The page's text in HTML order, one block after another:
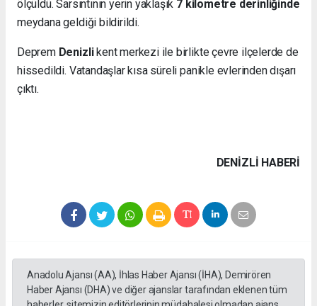
ölçüldü. Sarsıntının yerin yaklaşık 7 kilometre derinliğinde
meydana geldiği bildirildi.
Deprem Denizlikent merkezi ile birlikte çevre ilçelerde de
hissedildi. Vatandaşlar kısa süreli panikle evlerinden dışarı
çıktı.
DENIZLI HABERİ
Anadolu Ajansı (AA), İhlas Haber Ajansı (İHA), Demirören
Haber Ajansı (DHA) ve diğer ajanslar tarafından eklenen tüm